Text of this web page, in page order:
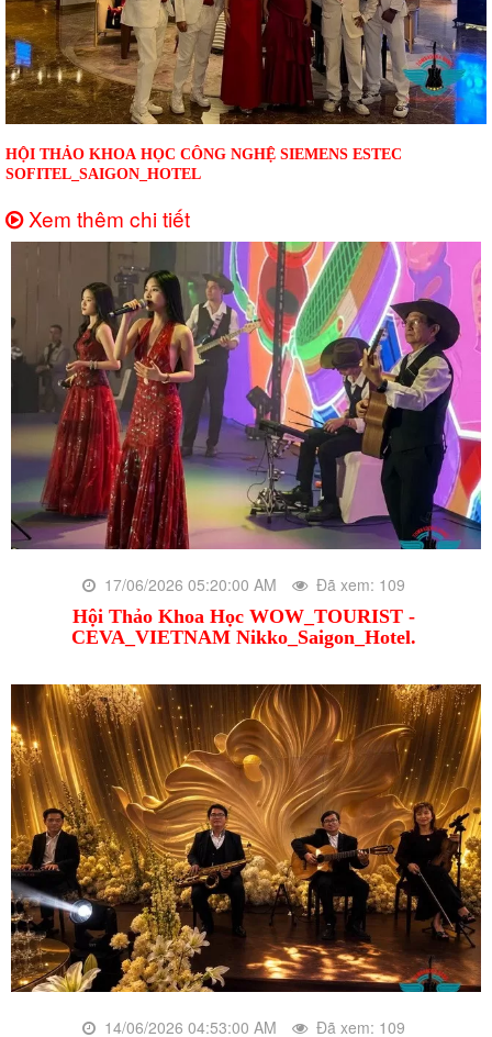
HỘI THẢO KHOA HỌC CÔNG NGHỆ SIEMENS ESTEC
SOFITEL_SAIGON_HOTEL
Xem thêm chi tiết
17/06/2026 05:20:00 AM Đã xem: 109
Hội Thảo Khoa Học WOW_TOURIST -
CEVA_VIETNAM Nikko_Saigon_Hotel.
14/06/2026 04:53:00 AM Đã xem: 109